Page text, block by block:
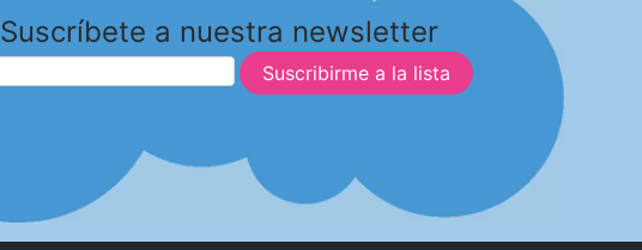
Suscríbete a nuestra newsletter
Suscribirme a la lista